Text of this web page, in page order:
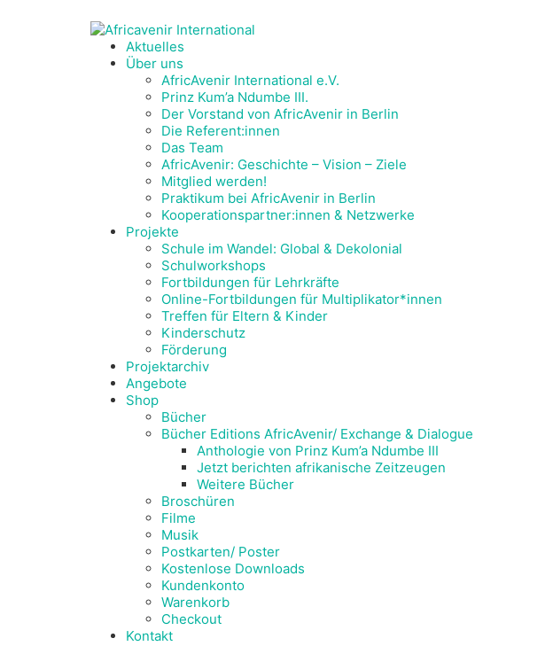
Aktuelles
Über uns
AfricAvenir International e.V.
Prinz Kum’a Ndumbe III.
Der Vorstand von AfricAvenir in Berlin
Die Referent:innen
Das Team
AfricAvenir: Geschichte – Vision – Ziele
Mitglied werden!
Praktikum bei AfricAvenir in Berlin
Kooperationspartner:innen & Netzwerke
Projekte
Schule im Wandel: Global & Dekolonial
Schulworkshops
Fortbildungen für Lehrkräfte
Online-Fortbildungen für Multiplikator*innen
Treffen für Eltern & Kinder
Kinderschutz
Förderung
Projektarchiv
Angebote
Shop
Bücher
Bücher Editions AfricAvenir/ Exchange & Dialogue
Anthologie von Prinz Kum’a Ndumbe III
Jetzt berichten afrikanische Zeitzeugen
Weitere Bücher
Broschüren
Filme
Musik
Postkarten/ Poster
Kostenlose Downloads
Kundenkonto
Warenkorb
Checkout
Kontakt